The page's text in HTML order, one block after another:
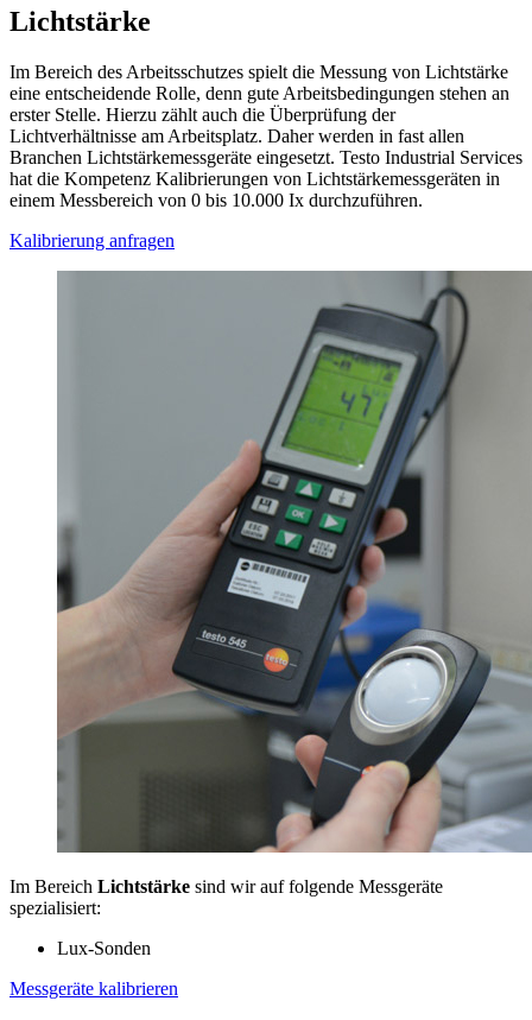
Lichtstärke
Im Bereich des Arbeitsschutzes spielt die Messung von Lichtstärke
eine entscheidende Rolle, denn gute Arbeitsbedingungen stehen an
erster Stelle. Hierzu zählt auch die Überprüfung der
Lichtverhältnisse am Arbeitsplatz. Daher werden in fast allen
Branchen Lichtstärkemessgeräte eingesetzt. Testo Industrial Services
hat die Kompetenz Kalibrierungen von Lichtstärkemessgeräten in
einem Messbereich von 0 bis 10.000 Ix durchzuführen.
Kalibrierung anfragen
Im Bereich Lichtstärke sind wir auf folgende Messgeräte
spezialisiert:
Lux-Sonden
Messgeräte kalibrieren